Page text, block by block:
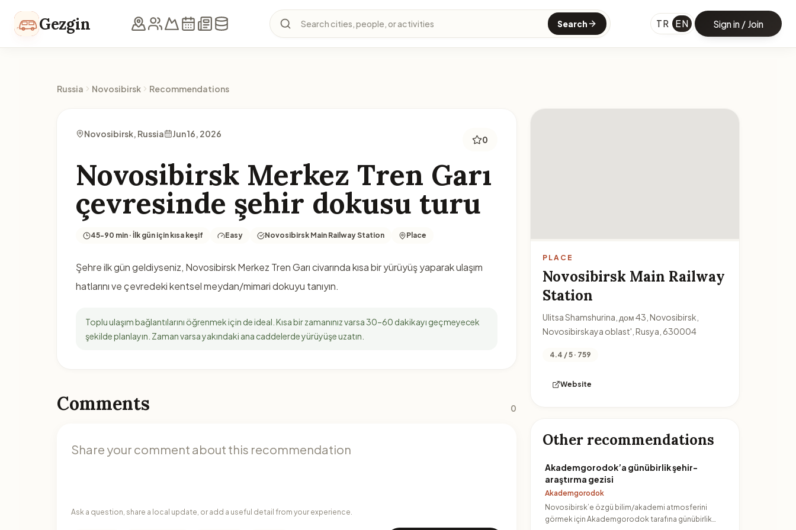
Gezgin Search cities, people, or activities Search TR EN Sign in / Join
Russia Novosibirsk Recommendations
Novosibirsk, Russia Jun 16, 2026
0
Novosibirsk Merkez Tren Garı
çevresinde şehir dokusu turu
45-90 min · İlk gün için kısa keşif Easy Novosibirsk Main Railway Station Place
Şehre ilk gün geldiyseniz, Novosibirsk Merkez Tren Garı civarında kısa bir yürüyüş yaparak ulaşım
hatlarını ve çevredeki kentsel meydan/mimari dokuyu tanıyın.
Toplu ulaşım bağlantılarını öğrenmek için de ideal. Kısa bir zamanınız varsa 30–60 dakikayı geçmeyecek
şekilde planlayın. Zaman varsa yakındaki ana caddelerde yürüyüşe uzatın.
Comments 0
Ask a question, share a local update, or add a useful detail from your experience.
PLACE
Novosibirsk Main Railway
Station
Ulitsa Shamshurina, дом 43, Novosibirsk,
Novosibirskaya oblast', Rusya, 630004
4.4 / 5 · 759
Website
Other recommendations
Akademgorodok’a günübirlik şehir-
araştırma gezisi
Akademgorodok
Novosibirsk’e özgü bilim/akademi atmosferini
görmek için Akademgorodok tarafına günübirlik